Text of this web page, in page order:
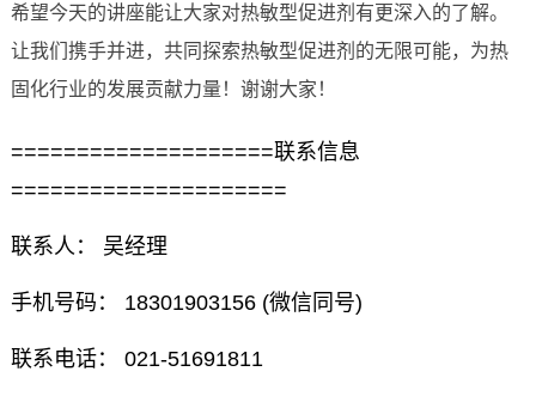
希望今天的讲座能让大家对热敏型促进剂有更深入的了解。
让我们携手并进，共同探索热敏型促进剂的无限可能，为热
固化行业的发展贡献力量！谢谢大家！
====================联系信息
=====================
联系人： 吴经理
手机号码： 18301903156 (微信同号)
联系电话： 021-51691811